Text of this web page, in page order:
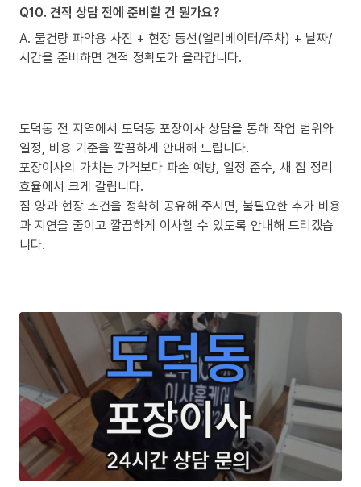
Q10. 견적 상담 전에 준비할 건 뭔가요?
A. 물건량 파악용 사진 + 현장 동선(엘리베이터/주차) + 날짜/
시간을 준비하면 견적 정확도가 올라갑니다.
도덕동 전 지역에서 도덕동 포장이사 상담을 통해 작업 범위와
일정, 비용 기준을 깔끔하게 안내해 드립니다.
포장이사의 가치는 가격보다 파손 예방, 일정 준수, 새 집 정리
효율에서 크게 갈립니다.
짐 양과 현장 조건을 정확히 공유해 주시면, 불필요한 추가 비용
과 지연을 줄이고 깔끔하게 이사할 수 있도록 안내해 드리겠습
니다.